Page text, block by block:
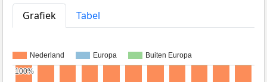
Grafiek
Tabel
Nederland Europa Buiten Europa
100%
100%